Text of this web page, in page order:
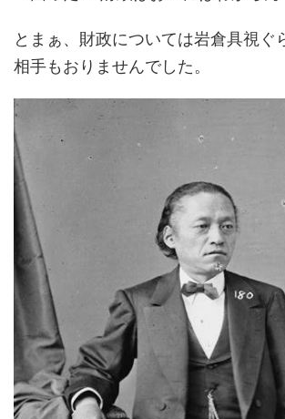
とまぁ、財政については岩倉具視ぐ
相手もおりませんでした。